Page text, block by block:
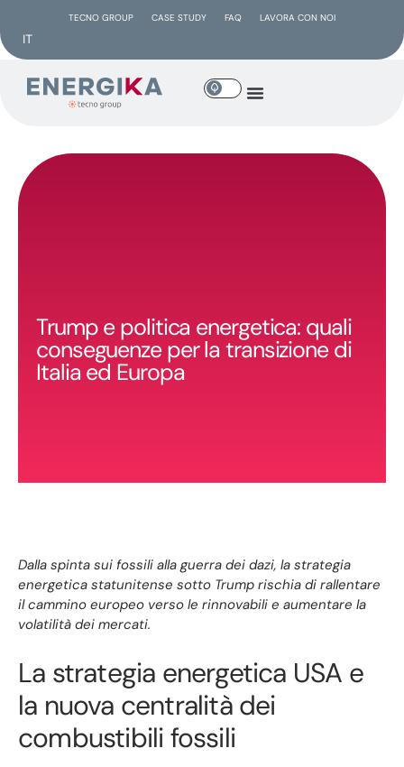
TECNO GROUP CASE STUDY FAQ LAVORA CON NOI
IT
Trump e politica energetica: quali
conseguenze per la transizione di
Italia ed Europa
Dalla spinta sui fossili alla guerra dei dazi, la strategia
energetica statunitense sotto Trump rischia di rallentare
il cammino europeo verso le rinnovabili e aumentare la
volatilità dei mercati.
La strategia energetica USA e
la nuova centralità dei
combustibili fossili